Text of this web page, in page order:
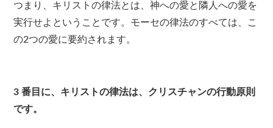
つまり、キリストの律法とは、神への愛と隣人への愛を
実行せよということです。モーセの律法のすべては、こ
の2つの愛に要約されます。
3 番目に、キリストの律法は、クリスチャンの行動原則
です。